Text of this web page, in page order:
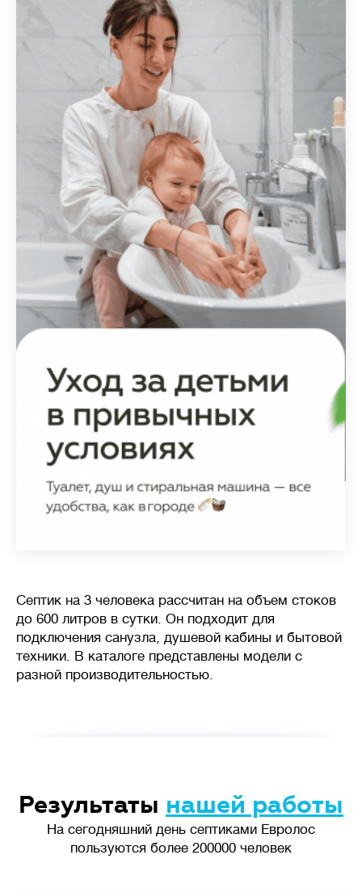
Септик на 3 человека рассчитан на объем стоков
до 600 литров в сутки. Он подходит для
подключения санузла, душевой кабины и бытовой
техники. В каталоге представлены модели с
разной производительностью.
Результаты нашей работы
На сегодняшний день септиками Евролос
пользуются более 200000 человек